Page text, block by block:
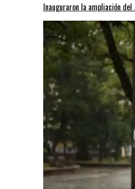
Inauguraron la ampliación del